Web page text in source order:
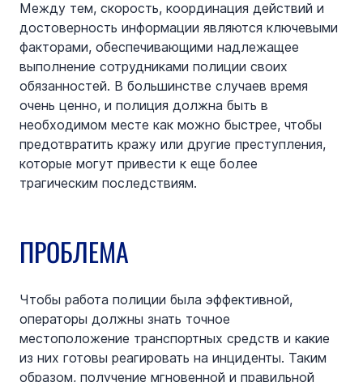
Между тем, скорость, координация действий и
достоверность информации являются ключевыми
факторами, обеспечивающими надлежащее
выполнение сотрудниками полиции своих
обязанностей. В большинстве случаев время
очень ценно, и полиция должна быть в
необходимом месте как можно быстрее, чтобы
предотвратить кражу или другие преступления,
которые могут привести к еще более
трагическим последствиям.
ПРОБЛЕМА
Чтобы работа полиции была эффективной,
операторы должны знать точное
местоположение транспортных средств и какие
из них готовы реагировать на инциденты. Таким
образом, получение мгновенной и правильной